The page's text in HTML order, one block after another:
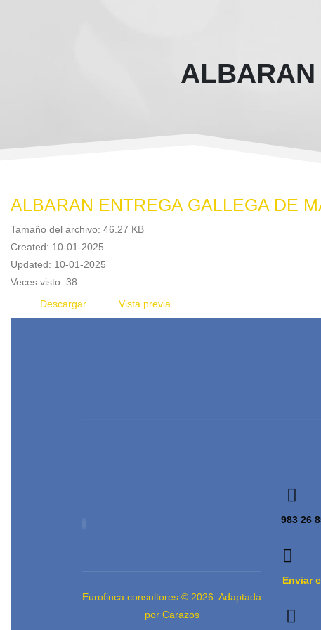
ALBARAN ENTREGA GALLEGA DE
Tamaño del archivo: 46.27 KB
Created: 10-01-2025
Updated: 10-01-2025
Veces visto: 38
Descargar
Vista previa
Eurofinca consultores © 2026. Adaptada
por Carazos
983 26
Enviar